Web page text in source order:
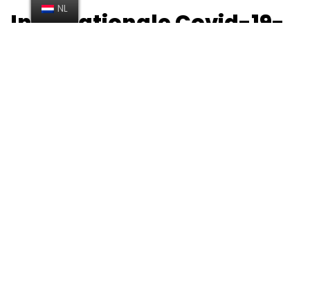
Internationale Covid-19-
NL